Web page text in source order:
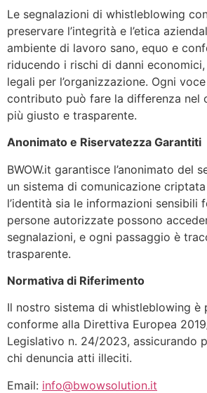
Le segnalazioni di whistleblowing
preservare l’integrità e l’etica
ambiente di lavoro sano, equo e
riducendo i rischi di danni
legali per l’organizzazione. Ogni
contributo può fare la differenza nel
più giusto e trasparente.
Anonimato e Riservatezza Garantiti
BWOW.it garantisce l’anonimato del
un sistema di comunicazione
l’identità sia le informazioni sensibili
persone autorizzate possono
segnalazioni, e ogni passaggio è
trasparente.
Normativa di Riferimento
Il nostro sistema di whistleblowing è
conforme alla Direttiva Europea
Legislativo n. 24/2023, assicurando
chi denuncia atti illeciti.
Email: info@bwowsolution.it